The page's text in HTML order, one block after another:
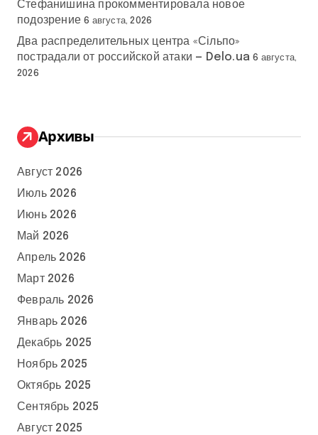
Стефанишина прокомментировала новое
подозрение 6 августа, 2026
Два распределительных центра «Сільпо»
пострадали от российской атаки — Delo.ua 6 августа,
2026
Архивы
Август 2026
Июль 2026
Июнь 2026
Май 2026
Апрель 2026
Март 2026
Февраль 2026
Январь 2026
Декабрь 2025
Ноябрь 2025
Октябрь 2025
Сентябрь 2025
Август 2025